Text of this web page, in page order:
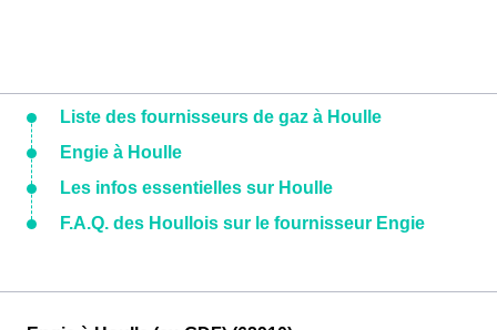
Liste des fournisseurs de gaz à Houlle
Engie à Houlle
Les infos essentielles sur Houlle
F.A.Q. des Houllois sur le fournisseur Engie